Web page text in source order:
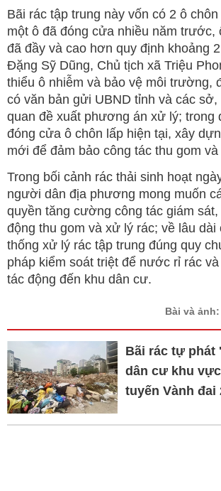
Bãi rác tập trung này vốn có 2 ô
một ô đã đóng cửa nhiều năm trước,
đã đầy và cao hơn quy định khoảng
Đặng Sỹ Dũng, Chủ tịch xã Triệu
thiểu ô nhiễm và bảo vệ môi trường,
có văn bản gửi UBND tỉnh và các sở,
quan đề xuất phương án xử lý; trong
đóng cửa ô chôn lấp hiện tại, xây
mới để đảm bảo công tác thu gom
Trong bối cảnh rác thải sinh hoạt
người dân địa phương mong muốn
quyền tăng cường công tác giám
động thu gom và xử lý rác; về lâu dài
thống xử lý rác tập trung đúng quy
pháp kiểm soát triệt để nước rỉ rác
tác động đến khu dân cư.
Bài và
Bãi rác tự phát
dân cư khu
tuyến Vành đai